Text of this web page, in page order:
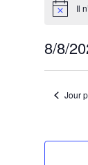
for
août
2026
Notice Il
8/8/
date.Jour